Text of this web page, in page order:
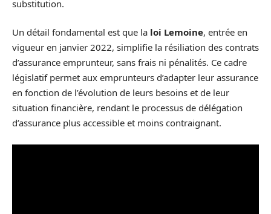
substitution.
Un détail fondamental est que la loi Lemoine, entrée en
vigueur en janvier 2022, simplifie la résiliation des contrats
d’assurance emprunteur, sans frais ni pénalités. Ce cadre
législatif permet aux emprunteurs d’adapter leur assurance
en fonction de l’évolution de leurs besoins et de leur
situation financière, rendant le processus de délégation
d’assurance plus accessible et moins contraignant.